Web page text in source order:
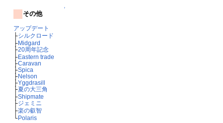
↑
その他
アップデート
├シルクロード
├Midgard
├20周年記念
├Eastern trade
├Caravan
├Spica
├Nelson
├Yggdrasill
├夏の大三角
├Shipmate
├ジェミニ
├楽の叡智
└Polaris